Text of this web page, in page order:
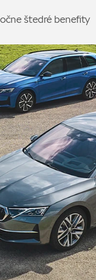
štedré benefity